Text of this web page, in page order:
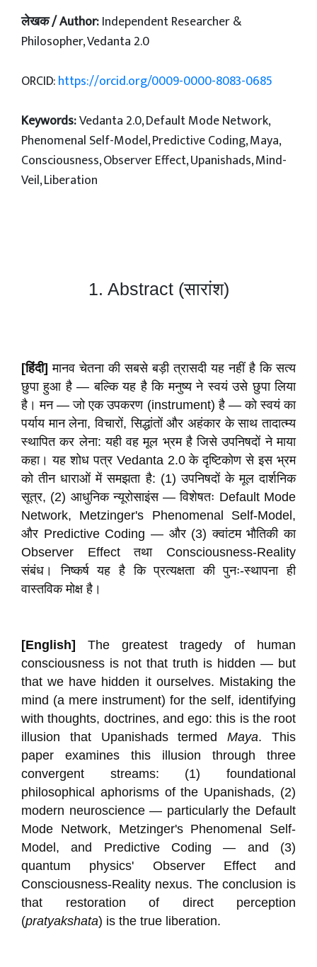
लेखक / Author:Independent Researcher &
Philosopher, Vedanta 2.0
ORCID:https://orcid.org/0009-0000-8083-0685
Keywords:Vedanta 2.0, Default Mode Network,
Phenomenal Self-Model, Predictive Coding, Maya,
Consciousness, Observer Effect, Upanishads, Mind-
Veil, Liberation
1. Abstract (सारांश)
[हिंदी] मानव चेतना की सबसे बड़ी त्रासदी यह नहीं है कि सत्य
छुपा हुआ है — बल्कि यह है कि मनुष्य ने स्वयं उसे छुपा लिया
है। मन — जो एक उपकरण (instrument) है — को स्वयं का
पर्याय मान लेना, विचारों, सिद्धांतों और अहंकार के साथ तादात्म्य
स्थापित कर लेना: यही वह मूल भ्रम है जिसे उपनिषदों ने माया
कहा। यह शोध पत्र Vedanta 2.0 के दृष्टिकोण से इस भ्रम
को तीन धाराओं में समझता है: (1) उपनिषदों के मूल दार्शनिक
सूत्र, (2) आधुनिक न्यूरोसाइंस — विशेषतः Default Mode
Network, Metzinger's Phenomenal Self-Model,
और Predictive Coding — और (3) क्वांटम भौतिकी का
Observer Effect तथा Consciousness-Reality
संबंध। निष्कर्ष यह है कि प्रत्यक्षता की पुनः-स्थापना ही
वास्तविक मोक्ष है।
[English]
The greatest tragedy of human
consciousness is not that truth is hidden — but
that we have hidden it ourselves. Mistaking the
mind (a mere instrument) for the self, identifying
with thoughts, doctrines, and ego: this is the root
illusion that Upanishads termedMaya. This
paper examines this illusion through three
convergent streams: (1) foundational
philosophical aphorisms of the Upanishads, (2)
modern neuroscience — particularly the Default
Mode Network, Metzinger's Phenomenal Self-
Model, and Predictive Coding — and (3)
quantum physics' Observer Effect and
Consciousness-Reality nexus. The conclusion is
that restoration of direct perception
(pratyakshata) is the true liberation.